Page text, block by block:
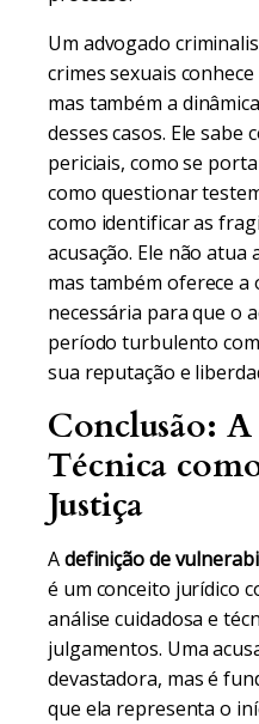
Um advogado
crimes sexuais
mas também a
desses casos. Ele sabe
periciais, como se
como questionar
como identificar as
acusação. Ele não atua
mas também oferece
necessária para que o
período turbulento
sua reputação e
Conclusão: A
Técnica
Justiça
Adefinição de
é um conceito jurídico
análise cuidadosa e
julgamentos. Uma
devastadora, mas é
que ela representa o